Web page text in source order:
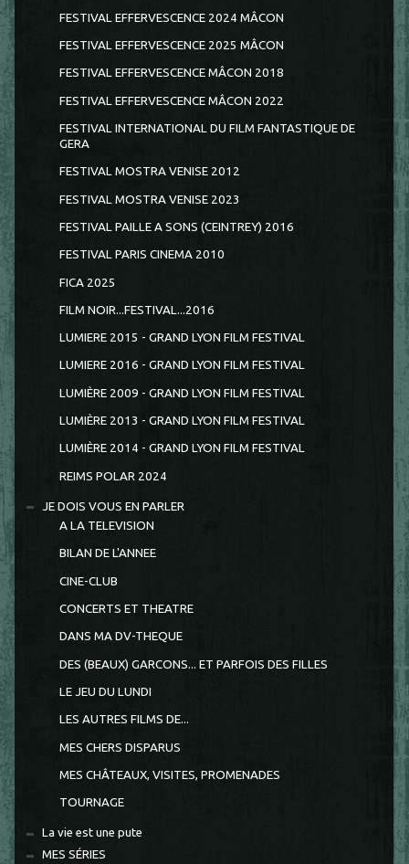
FESTIVAL EFFERVESCENCE 2024 MÂCON
FESTIVAL EFFERVESCENCE 2025 MÂCON
FESTIVAL EFFERVESCENCE MÂCON 2018
FESTIVAL EFFERVESCENCE MÂCON 2022
FESTIVAL INTERNATIONAL DU FILM FANTASTIQUE DE
GERA
FESTIVAL MOSTRA VENISE 2012
FESTIVAL MOSTRA VENISE 2023
FESTIVAL PAILLE A SONS (CEINTREY) 2016
FESTIVAL PARIS CINEMA 2010
FICA 2025
FILM NOIR...FESTIVAL...2016
LUMIERE 2015 - GRAND LYON FILM FESTIVAL
LUMIERE 2016 - GRAND LYON FILM FESTIVAL
LUMIÈRE 2009 - GRAND LYON FILM FESTIVAL
LUMIÈRE 2013 - GRAND LYON FILM FESTIVAL
LUMIÈRE 2014 - GRAND LYON FILM FESTIVAL
REIMS POLAR 2024
JE DOIS VOUS EN PARLER
A LA TELEVISION
BILAN DE L'ANNEE
CINE-CLUB
CONCERTS ET THEATRE
DANS MA DV-THEQUE
DES (BEAUX) GARCONS... ET PARFOIS DES FILLES
LE JEU DU LUNDI
LES AUTRES FILMS DE...
MES CHERS DISPARUS
MES CHÂTEAUX, VISITES, PROMENADES
TOURNAGE
La vie est une pute
MES SÉRIES